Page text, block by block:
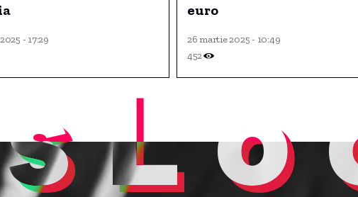
- 17:29
euro
26 martie 2025 - 10:49
452